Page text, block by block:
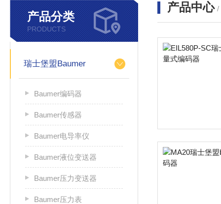
产品分类
PRODUCTS
瑞士堡盟Baumer
Baumer编码器
Baumer传感器
Baumer电导率仪
Baumer液位变送器
Baumer压力变送器
Baumer压力表
产品中心 /